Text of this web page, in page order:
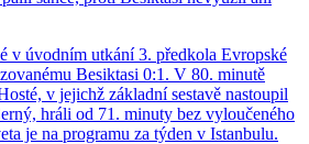
v úvodním utkání 3. předkola Evropské
Besiktasi 0:1. V 80. minutě
v jejichž základní sestavě nastoupil
hráli od 71. minuty bez vyloučeného
je na programu za týden v Istanbulu.